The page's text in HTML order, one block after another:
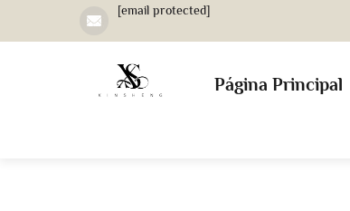
[email protected]
Página Principal